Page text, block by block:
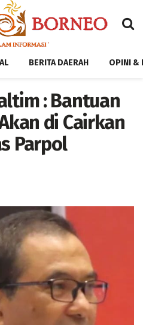
BERITA DAERAH OPINI &
: Bantuan
di Cairkan
Parpol